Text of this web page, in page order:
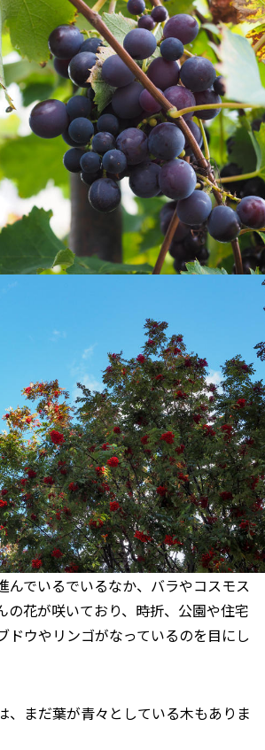
んでいるでいるなか、バラやコスモス
の花が咲いており、時折、公園や住宅
ドウやリンゴがなっているのを目にし
、まだ葉が青々としている木もありま